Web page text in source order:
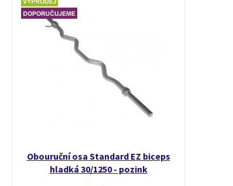
Obouruční osa Standard EZ biceps
hladká 30/1250 - pozink